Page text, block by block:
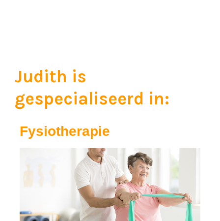
Judith is
gespecialiseerd in:
Fysiotherapie